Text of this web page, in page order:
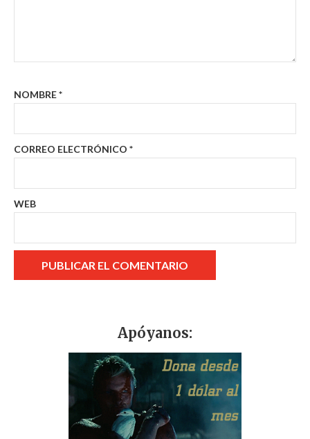
NOMBRE*
CORREO ELECTRÓNICO *
WEB
Apóyanos: